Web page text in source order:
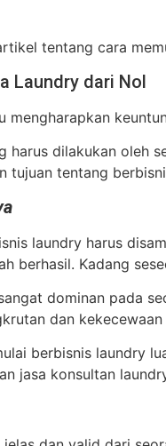
tentang cara
Laundry dari Nol
mengharapkan
harus dilakukan oleh
tujuan tentang
laundry harus
berhasil. Kadang
dominan pada
dan
berbisnis laundry
jasa konsultan